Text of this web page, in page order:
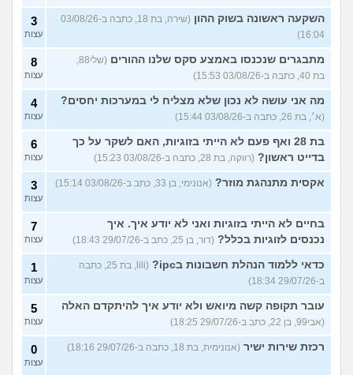
השקעה ראשונה בשוק ההון
(שירה, בת 18, כתבה ב-03/08/26
16:04)
3
עצות
מתבגרים שנכנסו באמצע סקס שלנו ההורים
בת 40, כתבה ב-03/08/26 15:53)
8
עצות
מה אני עושה לא נכון שלא מצליח לי במערכות יחסים?
(א׳, בת 26, כתבה ב-03/08/26 15:44)
4
עצות
בת 28 ואף פעם לא הייתי בזוגיות, האם לשקר על כך
בדייט ראשון? (רווקה, בת 28, כתבה ב-03/08/26 15:23)
6
עצות
אקסית מתנהגת מוזר? (אנונימי, בן 33, כתב ב-03/08/26 15:14) 3
עצות
בחיים לא הייתי בזוגיות ואני לא יודע איך. איך
נכנסים לזוגיות בכלל? (דור, בן 25, כתב ב-29/07/26 18:43)
7
עצות
כדאי ללמוד הנהלת חשבונות בipc?
(lili, בת 25, כתבה
ב-29/07/26 18:34)
1
עצות
עובר תקופה קשה מיואש ולא יודע איך להיתקדם האלה
(אבי99, בן 22, כתב ב-29/07/26 18:25)
5
עצות
רכזת שירות ישיר (אנונימית, בת 18, כתבה ב-29/07/26 18:16) 0
עצות